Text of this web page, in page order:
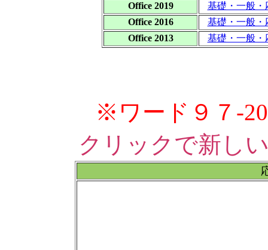
Office 2019
基礎・一般・
Office 2016
基礎・一般・
Office 2013
基礎・一般・
※ワード９７-
クリックで新し